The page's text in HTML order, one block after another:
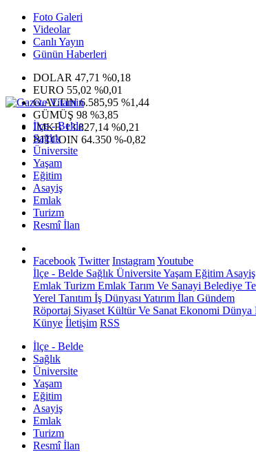
Foto Galeri
Videolar
Canlı Yayın
Günün Haberleri
DOLAR 47,71 %0,18
EURO 55,02 %0,01
G.ALTIN6.585,95 %1,44
GÜMÜŞ 98 %3,85
IMKB13.827,14 %0,21
BITCOIN 64.350 %-0,82
İlçe - Belde
Sağlık
Üniversite
Yaşam
Eğitim
Asayiş
Emlak
Turizm
Resmî İlan
Facebook Twitter InstagramYoutube
İlçe - Belde Sağlık ÜniversiteYaşam Eğitim Asayiş
Emlak Turizm Emlak Tarım Ve Sanayi Belediye
Yerel Tanıtım İş Dünyası Yatırım İlan Gündem
Röportaj Siyaset Kültür Ve Sanat Ekonomi Dünya
Künye İletişim RSS
İlçe - Belde
Sağlık
Üniversite
Yaşam
Eğitim
Asayiş
Emlak
Turizm
Resmî İlan